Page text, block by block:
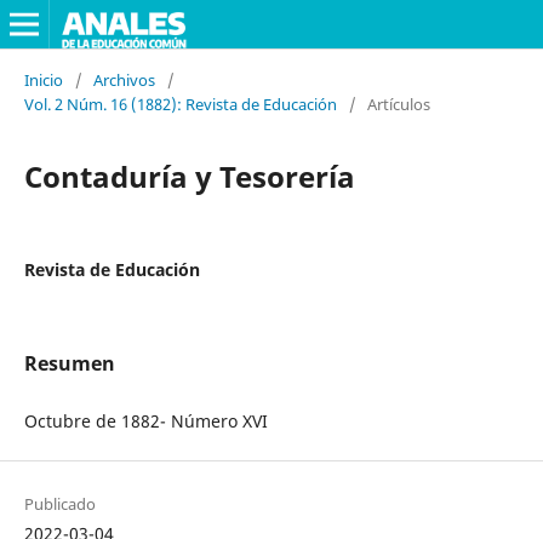
Inicio / Archivos
/
Vol. 2 Núm. 16 (1882): Revista de Educación
/ Artículos
Contaduría y Tesorería
Revista de Educación
Resumen
Octubre de 1882- Número XVI
Publicado
2022-03-04